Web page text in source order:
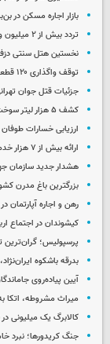
بازار اجاره مسکن در
تردد بیش از ۲ میلیون و ۱۰۰ هزار زائر اربعین حسینی از مرزهای شلمچه و چذابه
نخستین هتل سنتی
توقف واگذاری ۱۲۰ قطعه زمین در شهرک بهارستان قشم به دستور دادستان
جزئیات قتل جوان تهرانی توسط ۳
کشف ۵ هزار لیتر سوخت قاچاق و چندین قبضه سلاح گرم توسط مرزبانان هرمزگان
ارزیابی خسارات
ارائه بیش از ۷ هزار خدمت درمانی به زائران اربعین حسینی در مرز چذابه
هشدار جدید سازمان
بزرگترین باغ مدرن کشور به ارزش ۷ همت در
رهن و اجاره آپارتمان در
کیشوندان در اجتماع
پرسپولیس؛
بدرقه باشکوه
آیین پیاده‌روی
میراث مشروطه، اتکا
کالابرگ یک میلیونی
جنگ کریدورها؛ نبرد